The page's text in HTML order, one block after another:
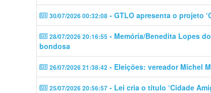
30/07/2026 00:32:08 - GTLO apresenta o projeto
28/07/2026 20:16:55 - Memória/Benedita Lopes
bondosa
26/07/2026 21:38:42 - Eleições: vereador Michel
25/07/2026 20:56:57 - Lei cria o título ‘Cidade